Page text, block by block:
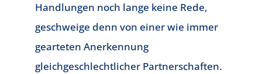
Handlungen noch lange keine Rede,
geschweige denn von einer wie immer
gearteten Anerkennung
gleichgeschlechtlicher Partnerschaften.